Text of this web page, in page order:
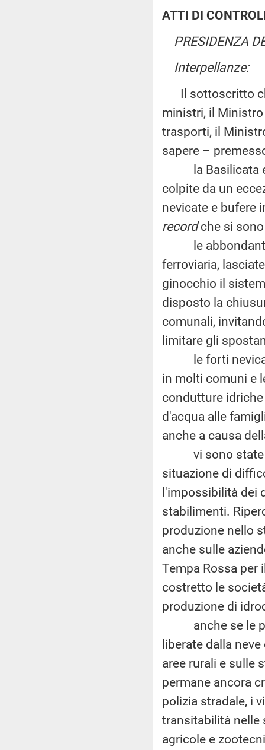
ATTI DI
PRESIDENZA
Interpellanze:
Il sottoscritto
ministri, il
trasporti, il
sapere –
la Basilicata e
colpite da un
nevicate e bufere
recordche si sono
le abbondanti
ferroviaria,
ginocchio il
disposto la
comunali,
limitare gli
le forti nevicate
in molti comuni e
condutture
d'acqua alle
anche a causa
vi sono state
situazione di
l'impossibilità dei
stabilimenti.
produzione nello
anche sulle
Tempa Rossa
costretto le
produzione di
anche se le
liberate dalla
aree rurali e sulle
permane ancora
polizia stradale, i
transitabilità nelle
agricole e